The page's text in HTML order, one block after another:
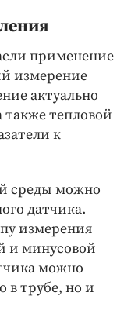
применение
измерение
актуально
также тепловой
к
среды можно
датчика.
измерения
и минусовой
можно
в трубе, но и